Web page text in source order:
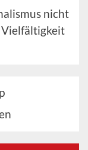
nicht
Vielfältigkeit